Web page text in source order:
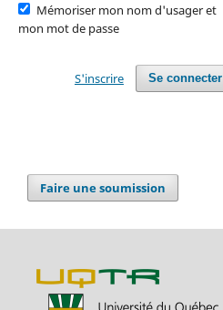
Mémoriser mon nom d'usager et
mon mot de passe
Se connecter
S'inscrire
Faire une soumission